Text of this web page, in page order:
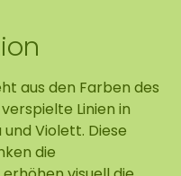
aus den Farben des
Linien in
und Violett. Diese
die